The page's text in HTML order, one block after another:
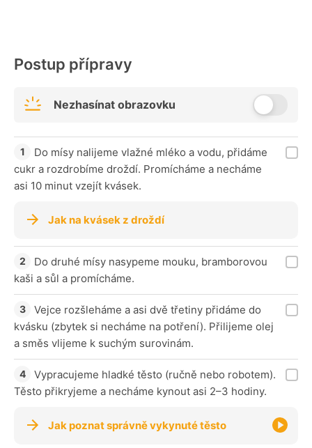
Postup přípravy
Nezhasínat obrazovku
Do mísy nalijeme vlažné mléko a vodu, přidáme
cukr a rozdrobíme droždí. Promícháme a necháme
asi 10 minut vzejít kvásek.
Jak na kvásek z droždí
Do druhé mísy nasypeme mouku, bramborovou
kaši a sůl a promícháme.
Vejce rozšleháme a asi dvě třetiny přidáme do
kvásku (zbytek si necháme na potření). Přilijeme olej
a směs vlijeme k suchým surovinám.
Vypracujeme hladké těsto (ručně nebo robotem).
Těsto přikryjeme a necháme kynout asi 2–3 hodiny.
Jak poznat správně vykynuté těsto